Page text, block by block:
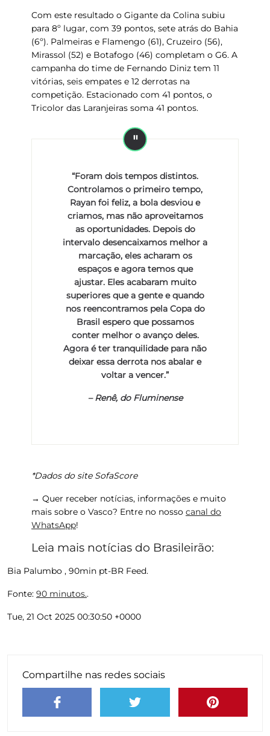
Com este resultado o Gigante da Colina subiu
para 8º lugar, com 39 pontos, sete atrás do Bahia
(6º). Palmeiras e Flamengo (61), Cruzeiro (56),
Mirassol (52) e Botafogo (46) completam o G6. A
campanha do time de Fernando Diniz tem 11
vitórias, seis empates e 12 derrotas na
competição. Estacionado com 41 pontos, o
Tricolor das Laranjeiras soma 41 pontos.
“Foram dois tempos distintos.
Controlamos o primeiro tempo,
Rayan foi feliz, a bola desviou e
criamos, mas não aproveitamos
as oportunidades. Depois do
intervalo desencaixamos melhor a
marcação, eles acharam os
espaços e agora temos que
ajustar. Eles acabaram muito
superiores que a gente e quando
nos reencontramos pela Copa do
Brasil espero que possamos
conter melhor o avanço deles.
Agora é ter tranquilidade para não
deixar essa derrota nos abalar e
voltar a vencer.”
–Renê, do Fluminense
*Dados do site SofaScore
→ Quer receber notícias, informações e muito
mais sobre o Vasco? Entre no nosso canal do
WhatsApp!
Leia mais notícias do Brasileirão:
Bia Palumbo , 90min pt-BR Feed.
Fonte: 90 minutos..
Tue, 21 Oct 2025 00:30:50 +0000
Compartilhe nas redes sociais